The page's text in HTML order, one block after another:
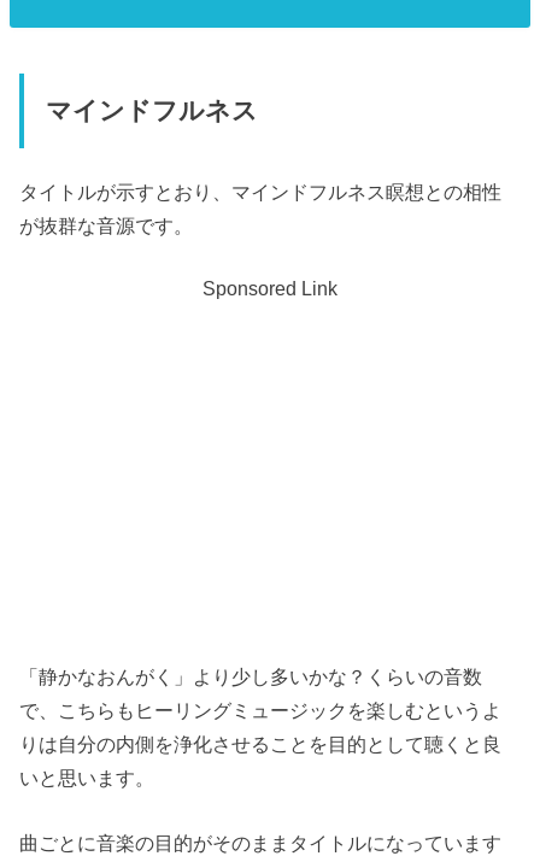
マインドフルネス
タイトルが示すとおり、マインドフルネス瞑想との相性
が抜群な音源です。
Sponsored Link
「静かなおんがく」より少し多いかな？くらいの音数
で、こちらもヒーリングミュージックを楽しむというよ
りは自分の内側を浄化させることを目的として聴くと良
いと思います。
曲ごとに音楽の目的がそのままタイトルになっています